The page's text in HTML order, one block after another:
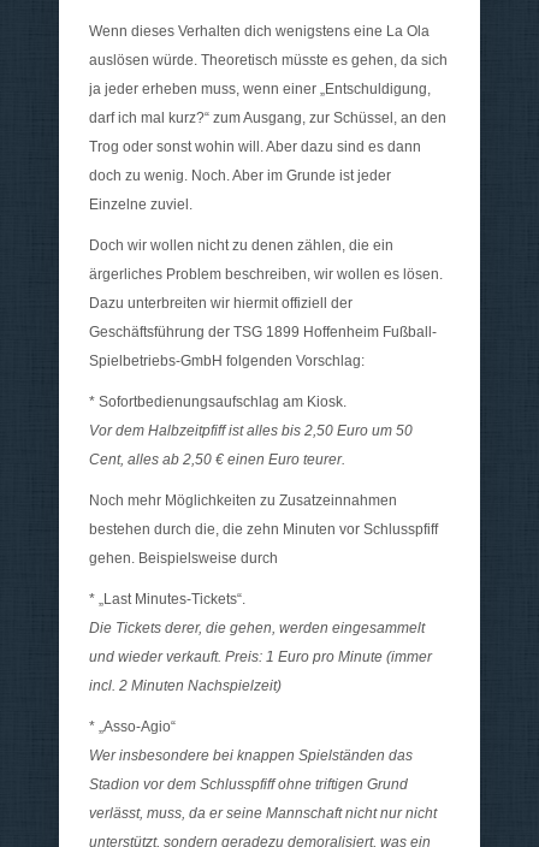
Wenn dieses Verhalten dich wenigstens eine La Ola
auslösen würde. Theoretisch müsste es gehen, da sich
ja jeder erheben muss, wenn einer „Entschuldigung,
darf ich mal kurz?“ zum Ausgang, zur Schüssel, an den
Trog oder sonst wohin will. Aber dazu sind es dann
doch zu wenig. Noch. Aber im Grunde ist jeder
Einzelne zuviel.
Doch wir wollen nicht zu denen zählen, die ein
ärgerliches Problem beschreiben, wir wollen es lösen.
Dazu unterbreiten wir hiermit offiziell der
Geschäftsführung der TSG 1899 Hoffenheim Fußball-
Spielbetriebs-GmbH folgenden Vorschlag:
* Sofortbedienungsaufschlag am Kiosk.
Vor dem Halbzeitpfiff ist alles bis 2,50 Euro um 50
Cent, alles ab 2,50 € einen Euro teurer.
Noch mehr Möglichkeiten zu Zusatzeinnahmen
bestehen durch die, die zehn Minuten vor Schlusspfiff
gehen. Beispielsweise durch
* „Last Minutes-Tickets“.
Die Tickets derer, die gehen, werden eingesammelt
und wieder verkauft. Preis: 1 Euro pro Minute (immer
incl. 2 Minuten Nachspielzeit)
* „Asso-Agio“
Wer insbesondere bei knappen Spielständen das
Stadion vor dem Schlusspfiff ohne triftigen Grund
verlässt, muss, da er seine Mannschaft nicht nur nicht
unterstützt, sondern geradezu demoralisiert, was ein